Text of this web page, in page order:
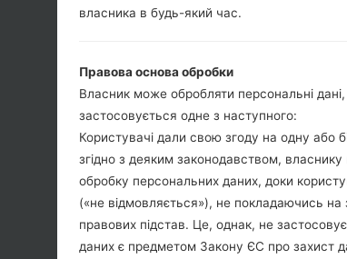
власника в будь-який час.
Правова основа обробки
Власник може обробляти персональні
застосовується одне з наступного:
Користувачі дали свою згоду на одну або
згідно з деяким законодавством,
обробку персональних даних, доки
(«не відмовляється»), не покладаючись
правових підстав. Це, однак, не
даних є предметом Закону ЄС про захист